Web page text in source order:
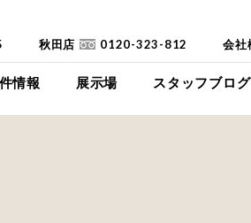
情報 展示場
下瀬平屋モデルハウス
スタッフブログ
会社
秋田店 0120-323-812